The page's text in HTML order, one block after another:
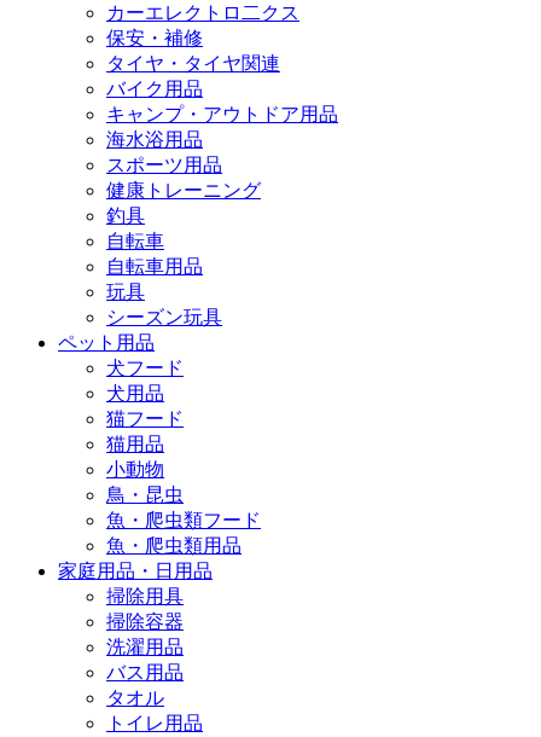
カーエレクトロ二クス
保安・補修
タイヤ・タイヤ関連
バイク用品
キャンプ・アウトドア用品
海水浴用品
スポーツ用品
健康トレーニング
釣具
自転車
自転車用品
玩具
シーズン玩具
ペット用品
犬フード
犬用品
猫フード
猫用品
小動物
鳥・昆虫
魚・爬虫類フード
魚・爬虫類用品
家庭用品・日用品
掃除用具
掃除容器
洗濯用品
バス用品
タオル
トイレ用品